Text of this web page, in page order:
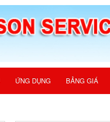
ỨNG DỤNG BẢNG GIÁ